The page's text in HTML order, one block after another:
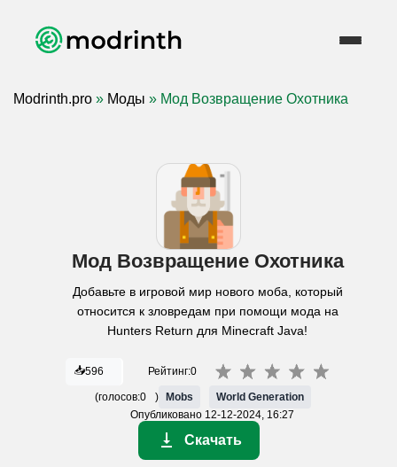
Modrinth.pro » Моды » Мод Возвращение Охотника
Мод Возвращение Охотника
Добавьте в игровой мир нового моба, который
относится к зловредам при помощи мода на
Hunters Return для Minecraft Java!
📥596 Рейтинг:0
(голосов:0 ) Mobs
World Generation
Опубликовано 12-12-2024, 16:27
Скачать